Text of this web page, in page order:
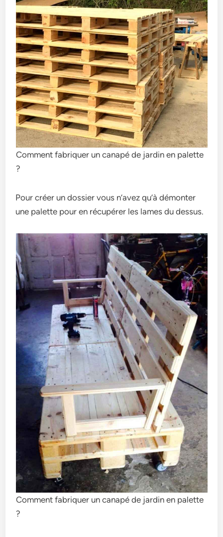
Comment fabriquer un canapé de jardin en palette
?
Pour créer un dossier vous n’avez qu’à démonter
une palette pour en récupérer les lames du dessus.
Comment fabriquer un canapé de jardin en palette
?